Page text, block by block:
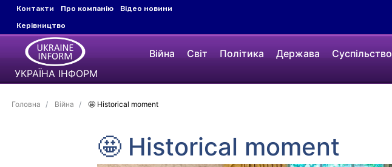
Контакти Про компанію
Відео новини
Керівництво
УКРАЇНА ІНФОРМ
Війна Світ Політика Держава Суспільство
Головна Війна 🤩 Historical moment
🤩 Historical moment